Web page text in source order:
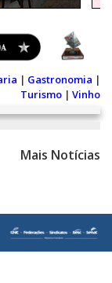
| Gastronomia |
Turismo | Vinho
Mais Notícias